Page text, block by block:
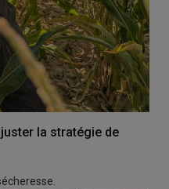
la stratégie de